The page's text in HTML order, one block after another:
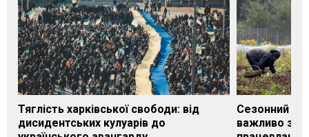
Тяглість харківської свободи: від
дисидентських кулуарів до
Сезонний
важливо